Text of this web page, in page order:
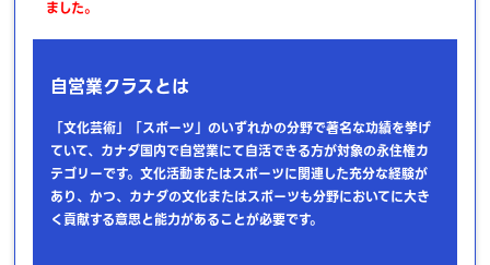
ました。
自営業クラスとは
「文化芸術」「スポーツ」のいずれかの分野で著名な功績を挙げ
ていて、カナダ国内で自営業にて自活できる方が対象の永住権カ
テゴリーです。文化活動またはスポーツに関連した充分な経験が
あり、かつ、カナダの文化またはスポーツも分野においてに大き
く貢献する意思と能力があることが必要です。